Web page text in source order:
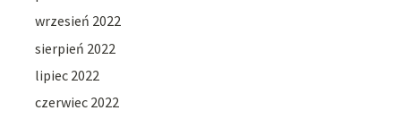
wrzesień 2022
sierpień 2022
lipiec 2022
czerwiec 2022